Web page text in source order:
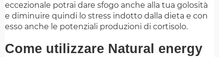
eccezionale potrai dare sfogo anche alla tua golosità
e diminuire quindi lo stress indotto dalla dieta e con
esso anche le potenziali produzioni di cortisolo.
Come utilizzare Natural energy